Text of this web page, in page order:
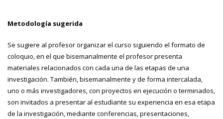
Metodología sugerida
Se sugiere al profesor organizar el curso siguiendo el formato de
coloquio, en el que bisemanalmente el profesor presenta
materiales relacionados con cada una de las etapas de una
investigación. También, bisemanalmente y de forma intercalada,
uno o más investigadores, con proyectos en ejecución o terminados,
son invitados a presentar al estudiante su experiencia en esa etapa
de la investigación, mediante conferencias, presentaciones,